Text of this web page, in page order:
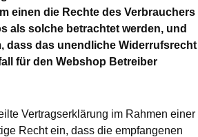
einen die Rechte des Verbrauchers
als solche betrachtet werden, und
dass das unendliche Widerrufsrecht
für den Webshop Betreiber
Vertragserklärung im Rahmen einer
Recht ein, dass die empfangenen